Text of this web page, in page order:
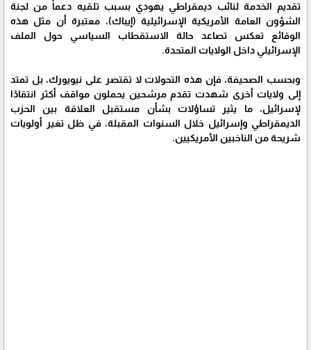
تقديم الخدمة لنائب ديمقراطي يهودي بسبب تلقيه دعماً من لجنة
الشؤون العامة الأمريكية الإسرائيلية (إيباك)، معتبرة أن مثل هذه
الوقائع تعكس تصاعد حالة الاستقطاب السياسي حول الملف
الإسرائيلي داخل الولايات المتحدة.
وبحسب الصحيفة، فإن هذه التحولات لا تقتصر على نيويورك، بل تمتد
إلى ولايات أخرى شهدت تقدم مرشحين يحملون مواقف أكثر انتقادًا
لإسرائيل، ما يثير تساؤلات بشأن مستقبل العلاقة بين الحزب
الديمقراطي وإسرائيل خلال السنوات المقبلة، في ظل تغير أولويات
شريحة من الناخبين الأمريكيين.